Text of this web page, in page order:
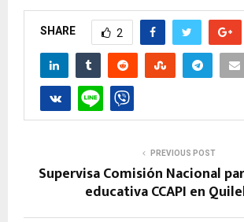
SHARE 2
PREVIOUS POST
Supervisa Comisión Nacional
educativa CCAPI en